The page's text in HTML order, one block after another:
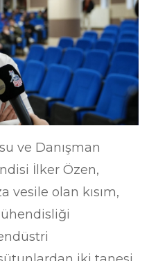
ve Danışman
İlker Özen,
vesile olan kısım,